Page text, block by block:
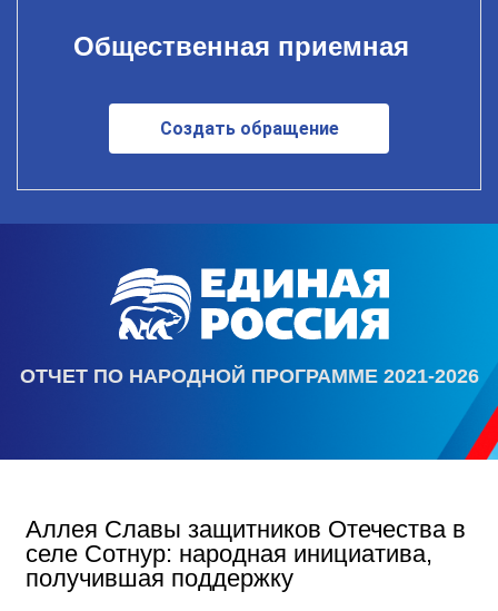
Общественная приемная
Создать обращение
ОТЧЕТ ПО НАРОДНОЙ ПРОГРАММЕ 2021-2026
Аллея Славы защитников Отечества в
селе Сотнур: народная инициатива,
получившая поддержку